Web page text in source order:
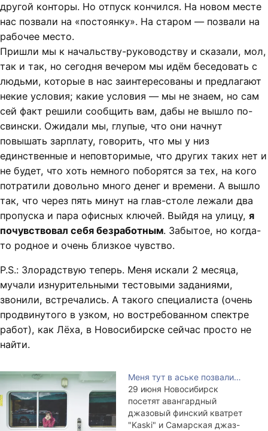
другой конторы. Но отпуск кончился. На новом месте
нас позвали на «постоянку». На старом — позвали на
рабочее место.
Пришли мы к начальству-руководству и сказали, мол,
так и так, но сегодня вечером мы идём беседовать с
людьми, которые в нас заинтересованы и предлагают
некие условия; какие условия — мы не знаем, но сам
сей факт решили сообщить вам, дабы не вышло по-
свински. Ожидали мы, глупые, что они начнут
повышать зарплату, говорить, что мы у низ
единственные и неповторимые, что других таких нет и
не будет, что хоть немного поборятся за тех, на кого
потратили довольно много денег и времени. А вышло
так, что через пять минут на глав-столе лежали два
пропуска и пара офисных ключей. Выйдя на улицу, я
почувствовал себя безработным. Забытое, но когда-
то родное и очень близкое чувство.
P.S.: Злорадствую теперь. Меня искали 2 месяца,
мучали изнурительными тестовыми заданиями,
звонили, встречались. А такого специалиста (очень
продвинутого в узком, но востребованном спектре
работ), как Лёха, в Новосибирске сейчас просто не
найти.
Меня тут в аське позвали…
29 июня Новосибирск
посетят авангардный
джазовый финский кватрет
"Kaski" и Самарская джаз-